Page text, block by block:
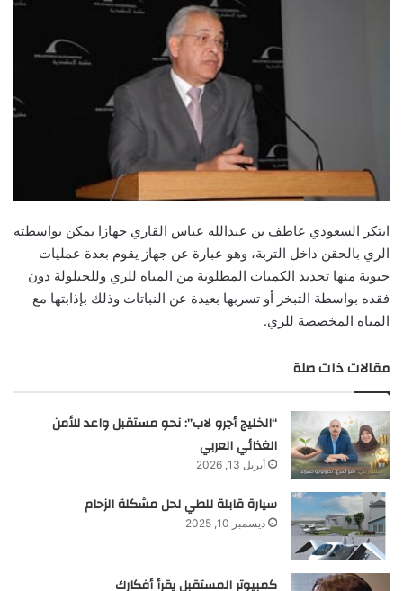
ابتكر السعودي عاطف بن عبدالله عباس القاري جهازا يمكن بواسطته
الري بالحقن داخل التربة، وهو عبارة عن جهاز يقوم بعدة عمليات
حيوية منها تحديد الكميات المطلوبة من المياه للري وللحيلولة دون
فقده بواسطة التبخر أو تسربها بعيدة عن النباتات وذلك بإذابتها مع
المياه المخصصة للري.
مقالات ذات صلة
“الخليج أجرو لاب”: نحو مستقبل واعد للأمن
الغذائي العربي
أبريل 13, 2026
سيارة قابلة للطي لحل مشكلة الزحام
ديسمبر 10, 2025
كمبيوتر المستقبل يقرأ أفكارك